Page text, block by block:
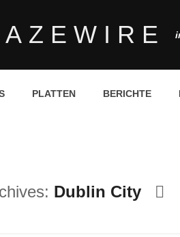
PLATTEN BERICHTE
Dublin City